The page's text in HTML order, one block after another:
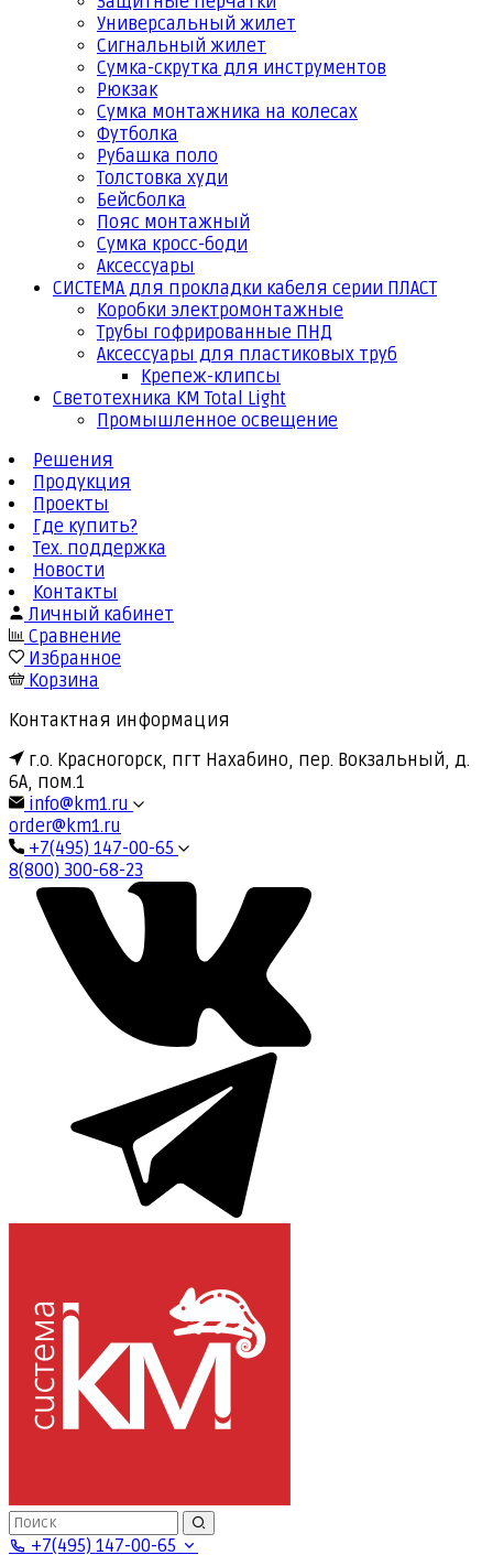
Универсальный жилет
Сигнальный жилет
Сумка-скрутка для инструментов
Рюкзак
Сумка монтажника на колесах
Футболка
Рубашка поло
Толстовка худи
Бейсболка
Пояс монтажный
Сумка кросс-боди
Аксессуары
СИСТЕМА для прокладки кабеля серии ПЛАСТ
Коробки электромонтажные
Трубы гофрированные ПНД
Аксессуары для пластиковых труб
Крепеж-клипсы
Светотехника КМ Total Light
Промышленное освещение
Решения
Продукция
Проекты
Где купить?
Тех. поддержка
Новости
Контакты
Личный кабинет
Сравнение
Избранное
Корзина
Контактная информация
г.о. Красногорск, пгт Нахабино, пер. Вокзальный, д.
6А, пом.1
info@km1.ru
order@km1.ru
+7(495) 147-00-65
8(800) 300-68-23
+7(495) 147-00-65